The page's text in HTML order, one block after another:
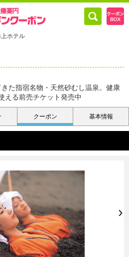
ホテル
た指宿名物・天然砂むし温泉。健康
える前売チケット発売中
クーポン 基本情報